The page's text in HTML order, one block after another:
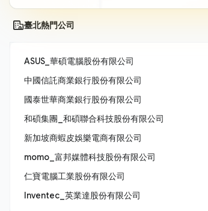
臺北熱門公司
ASUS_華碩電腦股份有限公司
中國信託商業銀行股份有限公司
國泰世華商業銀行股份有限公司
和碩集團_和碩聯合科技股份有限公司
新加坡商蝦皮娛樂電商有限公司
momo_富邦媒體科技股份有限公司
仁寶電腦工業股份有限公司
Inventec_英業達股份有限公司